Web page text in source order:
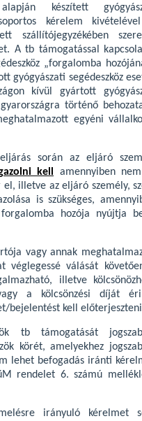
készített
kérelem
szállítójegyzékében
A tb támogatással
„forgalomba
gyógyászati segédeszköz
kívül gyártott
történő
egyéni
során az eljáró
kell
amennyiben
illetve az eljáró személy,
is szükséges,
forgalomba hozója nyújtja
vagy annak
véglegessé válását
illetve
a kölcsönzési díját
bejelentést kell
tb támogatását
körét, amelyekhez
lehet befogadás iránti
rendelet 6. számú
irányuló kérelmet